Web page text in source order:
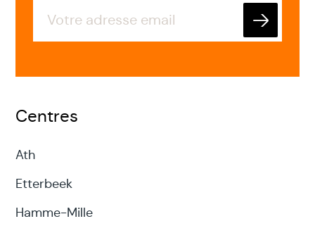
Centres
Ath
Etterbeek
Hamme-Mille